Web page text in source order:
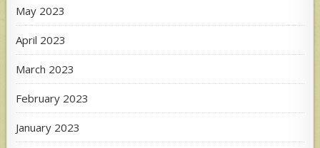
May 2023
April 2023
March 2023
February 2023
January 2023